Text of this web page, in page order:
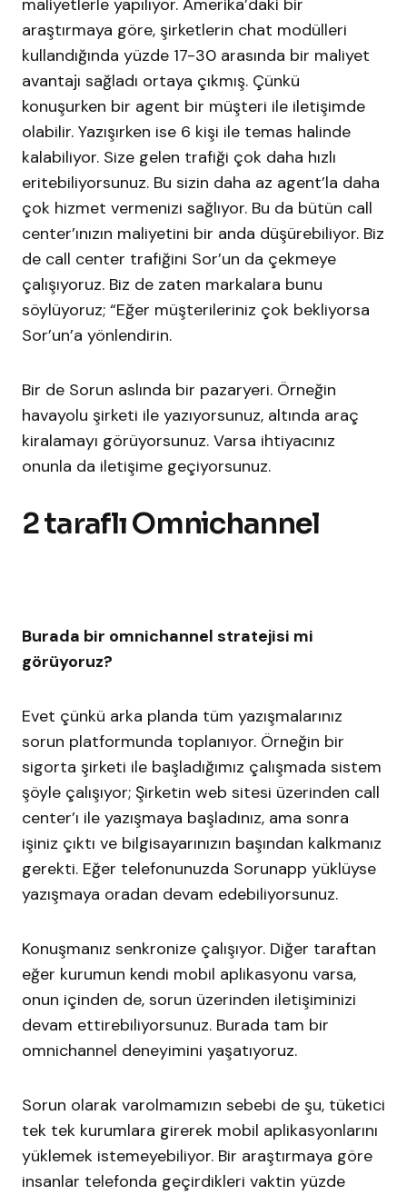
maliyetlerle yapılıyor. Amerika’daki bir
araştırmaya göre, şirketlerin chat modülleri
kullandığında yüzde 17-30 arasında bir maliyet
avantajı sağladı ortaya çıkmış. Çünkü
konuşurken bir agent bir müşteri ile iletişimde
olabilir. Yazışırken ise 6 kişi ile temas halinde
kalabiliyor. Size gelen trafiği çok daha hızlı
eritebiliyorsunuz. Bu sizin daha az agent’la daha
çok hizmet vermenizi sağlıyor. Bu da bütün call
center’ınızın maliyetini bir anda düşürebiliyor. Biz
de call center trafiğini Sor’un da çekmeye
çalışıyoruz. Biz de zaten markalara bunu
söylüyoruz; “Eğer müşterileriniz çok bekliyorsa
Sor’un’a yönlendirin.
Bir de Sorun aslında bir pazaryeri. Örneğin
havayolu şirketi ile yazıyorsunuz, altında araç
kiralamayı görüyorsunuz. Varsa ihtiyacınız
onunla da iletişime geçiyorsunuz.
2 taraflı Omnichannel
Burada bir omnichannel stratejisi mi
görüyoruz?
Evet çünkü arka planda tüm yazışmalarınız
sorun platformunda toplanıyor. Örneğin bir
sigorta şirketi ile başladığımız çalışmada sistem
şöyle çalışıyor; Şirketin web sitesi üzerinden call
center’ı ile yazışmaya başladınız, ama sonra
işiniz çıktı ve bilgisayarınızın başından kalkmanız
gerekti. Eğer telefonunuzda Sorunapp yüklüyse
yazışmaya oradan devam edebiliyorsunuz.
Konuşmanız senkronize çalışıyor. Diğer taraftan
eğer kurumun kendi mobil aplikasyonu varsa,
onun içinden de, sorun üzerinden iletişiminizi
devam ettirebiliyorsunuz. Burada tam bir
omnichannel deneyimini yaşatıyoruz.
Sorun olarak varolmamızın sebebi de şu, tüketici
tek tek kurumlara girerek mobil aplikasyonlarını
yüklemek istemeyebiliyor. Bir araştırmaya göre
insanlar telefonda geçirdikleri vaktin yüzde